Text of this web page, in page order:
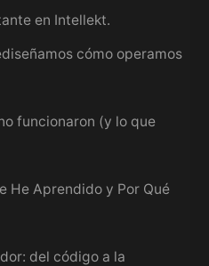
en Intellekt.
cómo operamos
funcionaron (y lo que
He Aprendido y Por Qué
del código a la